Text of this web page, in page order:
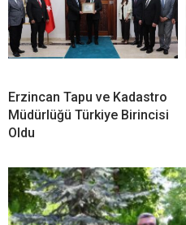
Erzincan Tapu ve Kadastro
Müdürlüğü Türkiye Birincisi
Oldu